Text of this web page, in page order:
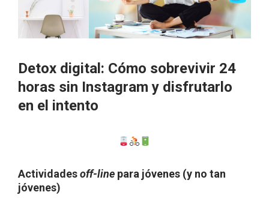
Detox digital: Cómo sobrevivir 24
horas sin Instagram y disfrutarlo
en el intento
Actividadesoff-line para jóvenes (y no tan
jóvenes)